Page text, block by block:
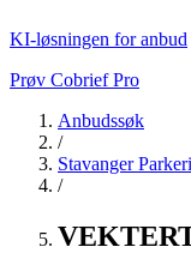
KI-løsningen for anbud
Prøv Cobrief Pro
Anbudssøk
/
Stavanger
/